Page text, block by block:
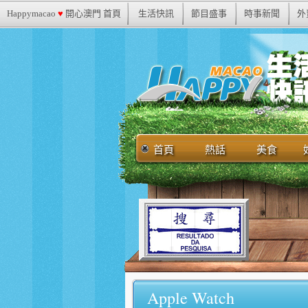
Happymacao ♥ 開心澳門 首頁 生活快訊 節目盛事 時事新聞 外
首頁 熱話 美食
Apple Watch